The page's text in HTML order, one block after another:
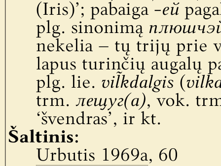
(Iris)’; pabaiga -ей
plg. sinonimą
nekelia – tų trijų prie
lapus turinčių augalų
plg. lie. vil̃kdalgis (
trm. лещуг(а), vok.
‘švendras’, ir kt.
Šaltinis:
Urbutis 1969a, 60